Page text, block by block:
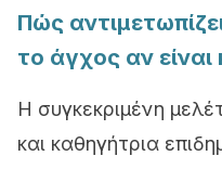
Πώς
το άγχος αν
Η συγκεκριμένη
και καθηγήτρια